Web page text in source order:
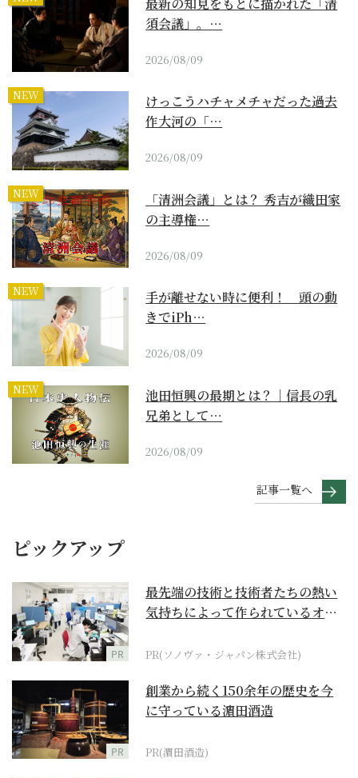
須会議」。…
2026/08/09
NEW
けっこうハチャメチャだった過去
作大河の「…
2026/08/09
NEW
「清洲会議」とは？ 秀吉が織田家
の主導権…
2026/08/09
NEW
手が離せない時に便利！ 頭の動
きでiPh…
2026/08/09
NEW
池田恒興の最期とは？｜信長の乳
兄弟として…
2026/08/09
記事一覧へ
ピックアップ
PR
最先端の技術と技術者たちの熱い
気持ちによって作られているオー
PR(ソノヴァ・ジャパン株式会社)
PR
創業から続く150余年の歴史を今
に守っている濵田酒造
PR(濵田酒造)